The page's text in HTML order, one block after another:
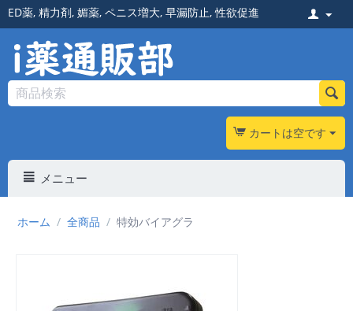
ED薬, 精力剤, 媚薬, ペニス増大, 早漏防止,性欲促進
カートは空です
メニュー
ホーム / 全商品 / 特効バイアグラ